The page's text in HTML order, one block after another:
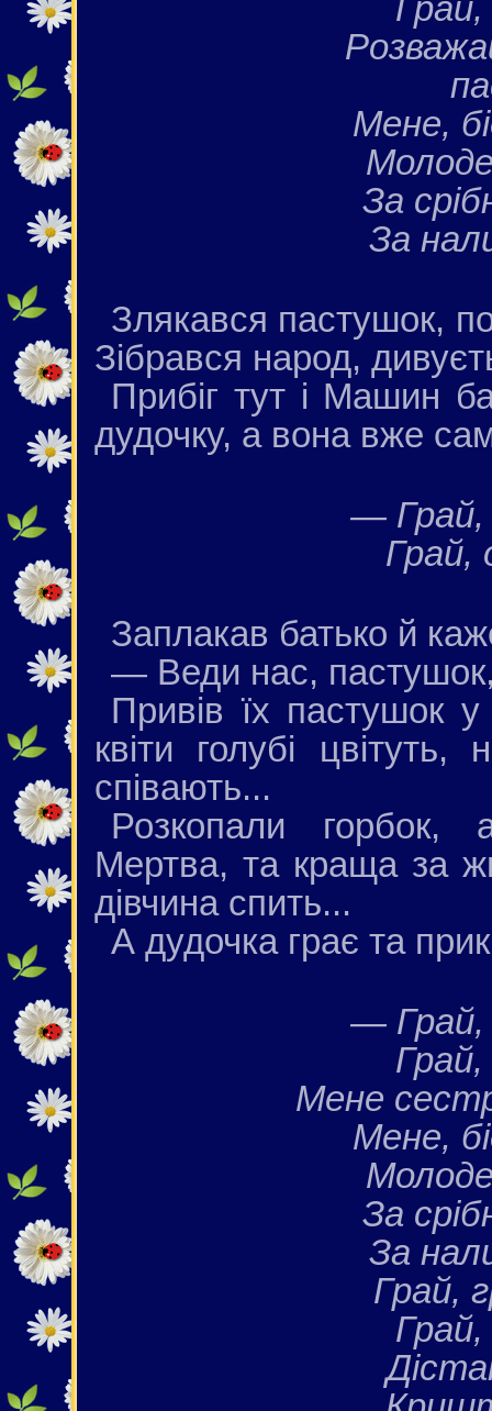
Мене,
За
За
Злякався пастушок,
Зібрався народ,
Прибіг тут і Машин
дудочку, а вона вже
— Грай,
Грай,
Заплакав батько й
— Веди нас, пастушок,
Привів їх пастушок
квіти голубі цвітуть,
співають...
Розкопали
Мертва, та краща за
дівчина спить...
А дудочка грає та
— Грай,
Мене
Мене,
За
За
Грай,